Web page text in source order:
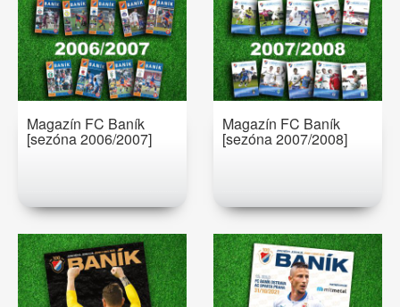
Magazín FC Baník
[sezóna 2006/2007]
Magazín FC Baník
[sezóna 2007/2008]